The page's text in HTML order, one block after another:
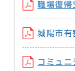
職場復
城陽市有
コミュニ